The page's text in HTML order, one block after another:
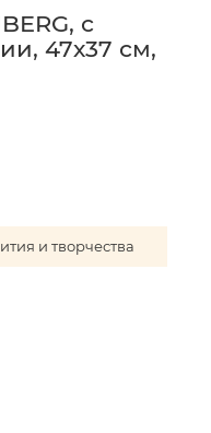
с
47х37 см,
и творчества